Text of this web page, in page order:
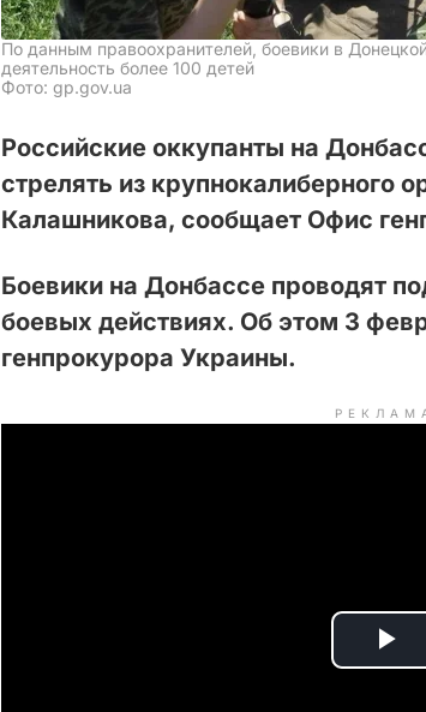
По данным правоохранителей, боевики в
деятельность более 100 детей
Фото: gp.gov.ua
Российские оккупанты на
стрелять из крупнокалиберного
Калашникова, сообщает Офис
Боевики на Донбассе проводят
боевых действиях. Об этом 3
генпрокурора Украины.
P